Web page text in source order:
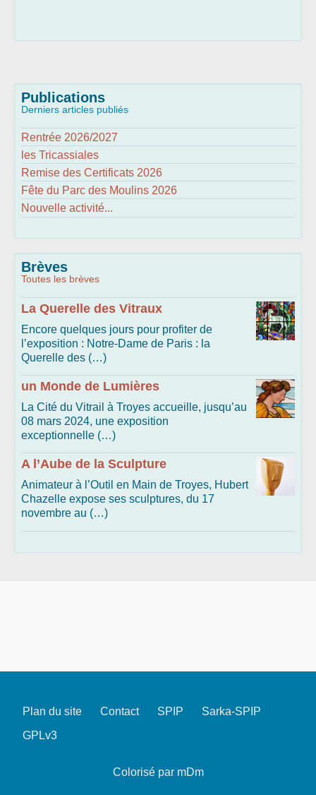
Publications
Derniers articles publiés
Rentrée 2026/2027
les Tricassiales
Remise des Certificats 2026
Fête du Parc des Moulins 2026
Nouvelle activité...
Brèves
Toutes les brèves
La Querelle des Vitraux
Encore quelques jours pour profiter de
l’exposition : Notre-Dame de Paris : la
Querelle des (…)
un Monde de Lumières
La Cité du Vitrail à Troyes accueille, jusqu’au
08 mars 2024, une exposition
exceptionnelle (…)
A l’Aube de la Sculpture
Animateur à l’Outil en Main de Troyes, Hubert
Chazelle expose ses sculptures, du 17
novembre au (…)
Plan du site Contact SPIP
Sarka-SPIP
GPLv3
Colorisé par mDm